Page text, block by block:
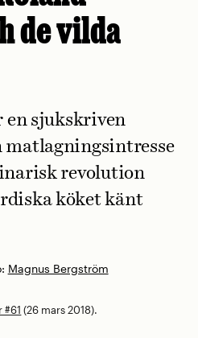
de vilda
Magnus Bergström
en sjukskriven
revolution
köket känt
#61 (26 mars 2018).